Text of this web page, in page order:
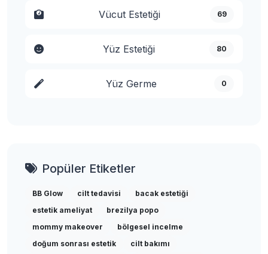
Vücut Estetiği 69
Yüz Estetiği 80
Yüz Germe 0
Popüler Etiketler
BB Glow cilt tedavisi
bacak estetiği
estetik ameliyat
brezilya popo
mommy makeover
bölgesel incelme
doğum sonrası estetik
cilt bakımı